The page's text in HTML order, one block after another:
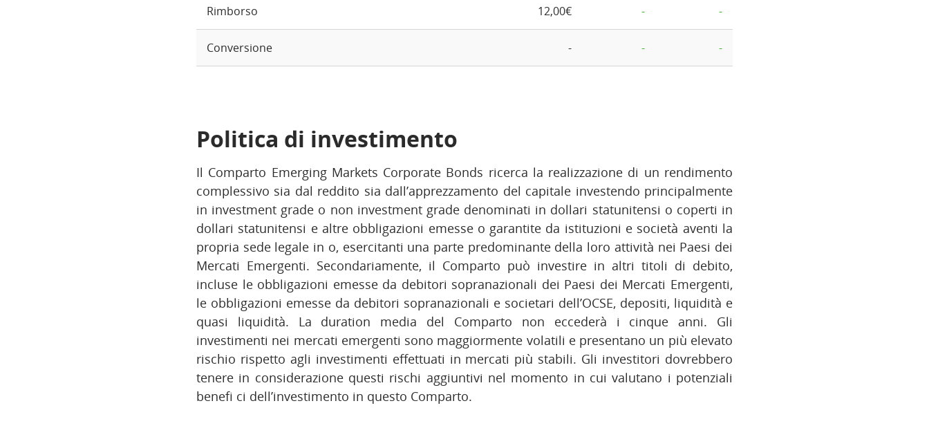
Rimborso 12,00€ - -
Conversione - - -
Politica di investimento
Il Comparto Emerging Markets Corporate Bonds ricerca la realizzazione di un rendimento
complessivo sia dal reddito sia dall’apprezzamento del capitale investendo principalmente
in investment grade o non investment grade denominati in dollari statunitensi o coperti in
dollari statunitensi e altre obbligazioni emesse o garantite da istituzioni e società aventi la
propria sede legale in o, esercitanti una parte predominante della loro attività nei Paesi dei
Mercati Emergenti. Secondariamente, il Comparto può investire in altri titoli di debito,
incluse le obbligazioni emesse da debitori sopranazionali dei Paesi dei Mercati Emergenti,
le obbligazioni emesse da debitori sopranazionali e societari dell’OCSE, depositi, liquidità e
quasi liquidità. La duration media del Comparto non eccederà i cinque anni. Gli
investimenti nei mercati emergenti sono maggiormente volatili e presentano un più elevato
rischio rispetto agli investimenti effettuati in mercati più stabili. Gli investitori dovrebbero
tenere in considerazione questi rischi aggiuntivi nel momento in cui valutano i potenziali
benefi ci dell’investimento in questo Comparto.